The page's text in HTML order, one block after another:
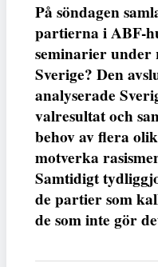
På söndagen
partierna i ABF-
seminarier
Sverige? Den
analyserade
valresultat och
behov av flera
motverka
Samtidigt
de partier som
de som inte gör